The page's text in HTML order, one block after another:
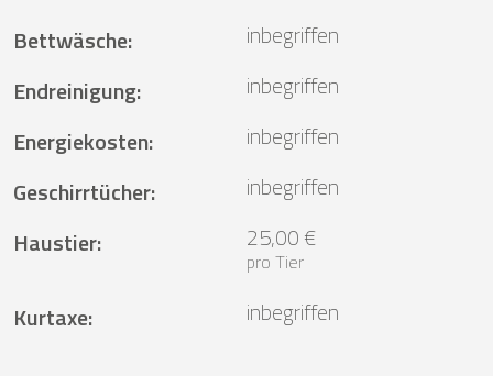
Bettwäsche:
inbegriffen
Endreinigung:
inbegriffen
Energiekosten:
inbegriffen
Geschirrtücher:
inbegriffen
Haustier: 25,00 €
pro Tier
Kurtaxe: inbegriffen